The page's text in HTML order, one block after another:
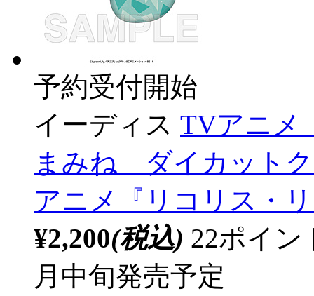
予約受付開始
イーディス TVアニメ
まみね ダイカット
アニメ『リコリス・
¥2,200(税込) 22ポイ
月中旬発売予定